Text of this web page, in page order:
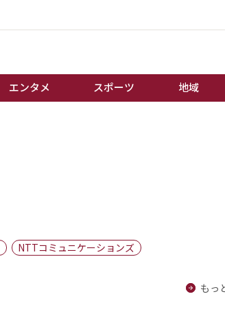
エンタメ スポーツ 地域
棋王戦
NTTコミュニケーションズ
もっ